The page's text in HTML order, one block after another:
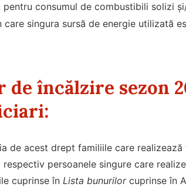
pentru consumul de combustibili solizi
care singura sursă de energie utilizată
de încălzire sezon
de acest drept familiile care
respectiv persoanele singure care
cuprinse în Lista bunurilor cuprinse în